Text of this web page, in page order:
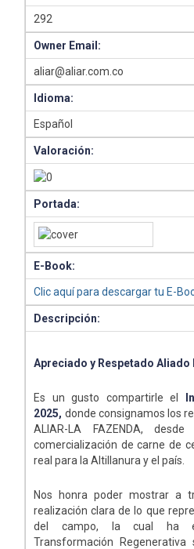
292
Owner Email:
aliar@aliar.com.co
Idioma:
Español
Valoración:
Portada:
E-Book:
Clic aquí para descargar tu E-
Descripción:
Apreciado y Respetado
Es un gusto compartirle el
2025, donde consignamos los
ALIAR-LA FAZENDA,
comercialización de carne de
real para la Altillanura y el país.
Nos honra poder mostrar a
realización clara de lo que
del campo, la cual ha
Transformación